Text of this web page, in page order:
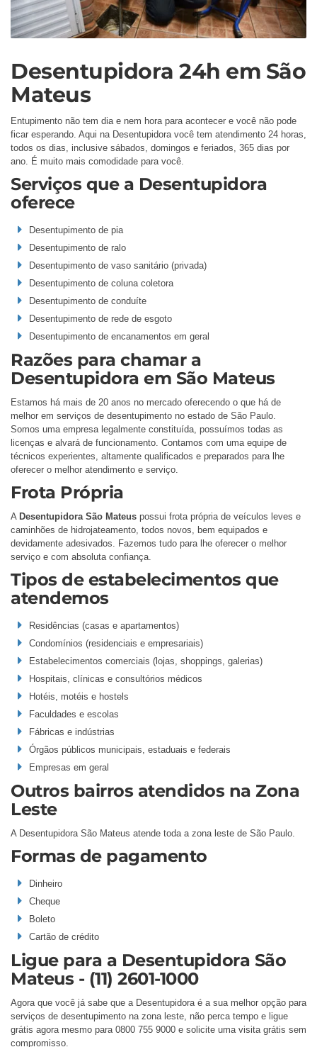
Desentupidora 24h em São
Mateus
Entupimento não tem dia e nem hora para acontecer e você não pode
ficar esperando. Aqui na Desentupidora você tem atendimento 24 horas,
todos os dias, inclusive sábados, domingos e feriados, 365 dias por
ano. É muito mais comodidade para você.
Serviços que a Desentupidora
oferece
Desentupimento de pia
Desentupimento de ralo
Desentupimento de vaso sanitário (privada)
Desentupimento de coluna coletora
Desentupimento de conduíte
Desentupimento de rede de esgoto
Desentupimento de encanamentos em geral
Razões para chamar a
Desentupidora em São Mateus
Estamos há mais de 20 anos no mercado oferecendo o que há de
melhor em serviços de desentupimento no estado de São Paulo.
Somos uma empresa legalmente constituída, possuímos todas as
licenças e alvará de funcionamento. Contamos com uma equipe de
técnicos experientes, altamente qualificados e preparados para lhe
oferecer o melhor atendimento e serviço.
Frota Própria
A Desentupidora São Mateus possui frota própria de veículos leves e
caminhões de hidrojateamento, todos novos, bem equipados e
devidamente adesivados. Fazemos tudo para lhe oferecer o melhor
serviço e com absoluta confiança.
Tipos de estabelecimentos que
atendemos
Residências (casas e apartamentos)
Condomínios (residenciais e empresariais)
Estabelecimentos comerciais (lojas, shoppings, galerias)
Hospitais, clínicas e consultórios médicos
Hotéis, motéis e hostels
Faculdades e escolas
Fábricas e indústrias
Órgãos públicos municipais, estaduais e federais
Empresas em geral
Outros bairros atendidos na Zona
Leste
A Desentupidora São Mateus atende toda a zona leste de São Paulo.
Formas de pagamento
Dinheiro
Cheque
Boleto
Cartão de crédito
Ligue para a Desentupidora São
Mateus - (11) 2601-1000
Agora que você já sabe que a Desentupidora é a sua melhor opção para
serviços de desentupimento na zona leste, não perca tempo e ligue
grátis agora mesmo para 0800 755 9000 e solicite uma visita grátis sem
compromisso.